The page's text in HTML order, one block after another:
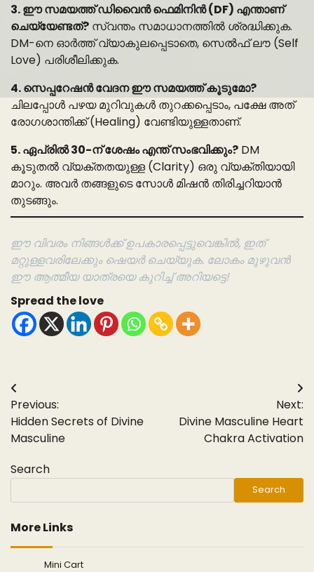
3. ഈ സമയത്ത് ഡിവൈൻ ഫെമിനിൻ (DF) എന്താണ്
ചെയ്യേണ്ടത്? സ്വന്തം സമാധാനത്തിൽ ശ്രദ്ധിക്കുക.
DM-നെ ഓർത്ത് വ്യാകുലപ്പെടാതെ, സെൽഫ് ലൗ (Self
Love) പരിശീലിക്കുക.
4. സെപ്പറേഷൻ വേദന ഈ സമയത്ത് കൂടുമോ?
ചിലപ്പോൾ പഴയ മുറിവുകൾ തുറക്കപ്പെടാം, പക്ഷേ അത്
രോഗശാന്തിക്ക് (Healing) വേണ്ടിയുള്ളതാണ്.
5. ഏപ്രിൽ 30-ന് ശേഷം എന്ത് സംഭവിക്കും? DM
കൂടുതൽ വ്യക്തതയുള്ള (Clarity) ഒരു വ്യക്തിയായി
മാറും. അവർ തങ്ങളുടെ സോൾ മിഷൻ തിരിച്ചറിയാൻ
തുടങ്ങും.
ഈ വിവരം നിങ്ങൾക്ക് ഉപകാരപ്പെട്ടുവെങ്കിൽ, ഇത്
മറ്റുള്ളവരിലേക്കും ഷെയർ ചെയ്യുക. ലോകം മുഴുവൻ
ഈ ആത്മീയ യാത്രയെ കുറിച്ച് അറിയട്ടെ!
Spread the love
Post
navigation
Previous:
Hidden Secrets of Divine
Masculine
Next:
Divine Masculine Heart
Chakra Activation
Search
Search
More Links
Mini Cart